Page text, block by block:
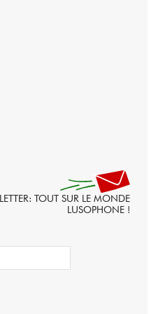
TOUT SUR LE MONDE
LUSOPHONE !